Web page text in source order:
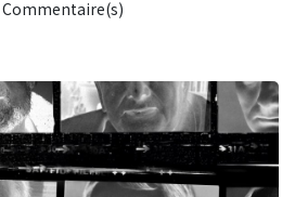
Commentaire(s)